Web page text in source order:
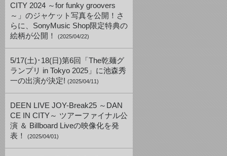
CITY 2024 ～for funky groovers
～」のジャケット写真を公開！さ
らに、SonyMusic Shop限定特典の
絵柄が公開！
(2025/04/22)
5/17(土)･18(日)第6回「The乾麺グ
ランプリ in Tokyo 2025」に池森秀
一の出演が決定! (2025/04/11)
DEEN LIVE JOY-Break25 ～DAN
CE IN CITY～ ツアーファイナル公
演 ＆ Billboard Liveの映像化を発
表！
(2025/04/01)